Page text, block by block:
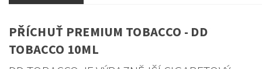
PŘÍCHUŤ PREMIUM TOBACCO - DD
TOBACCO 10ML